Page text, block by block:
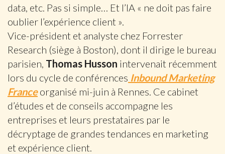
data, etc. Pas si simple… Et l’IA « ne doit pas faire
oublier l’expérience client ».
Vice-président et analyste chez Forrester
Research (siège à Boston), dont il dirige le bureau
parisien, Thomas Husson intervenait récemment
lors du cycle de conférences Inbound Marketing
Franceorganisé mi-juin à Rennes. Ce cabinet
d’études et de conseils accompagne les
entreprises et leurs prestataires par le
décryptage de grandes tendances en marketing
et expérience client.